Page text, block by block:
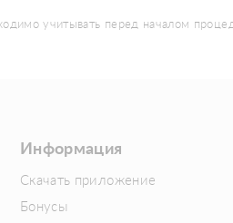
учитывать перед началом
Информация
Скачать приложение
Бонусы